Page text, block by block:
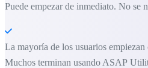
Puede empezar de inmediato. No se
La mayoría de los usuarios empiezan
Muchos terminan usando ASAP